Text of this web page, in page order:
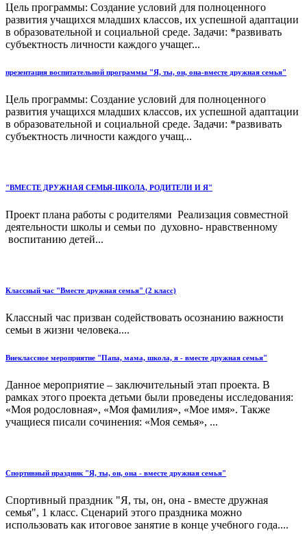
Цель программы: Создание условий для полноценного
развития учащихся младших классов, их успешной адаптации
в образовательной и социальной среде. Задачи: *развивать
субъектность личности каждого учащег...
презентация воспитательной программы "Я, ты, он, она-вместе дружная семья"
Цель программы: Создание условий для полноценного
развития учащихся младших классов, их успешной адаптации
в образовательной и социальной среде. Задачи: *развивать
субъектность личности каждого учащ...
"ВМЕСТЕ ДРУЖНАЯ СЕМЬЯ-ШКОЛА, РОДИТЕЛИ И Я"
Проект плана работы с родителями Реализация совместной
деятельности школы и семьи по духовно- нравственному
воспитанию детей...
Классный час "Вместе дружная семья" (2 класс)
Классный час призван содействовать осознанию важности
семьи в жизни человека....
Внеклассное мероприятие "Папа, мама, школа, я - вместе дружная семья"
Данное мероприятие – заключительный этап проекта. В
рамках этого проекта детьми были проведены исследования:
«Моя родословная», «Моя фамилия», «Мое имя». Также
учащиеся писали сочинения: «Моя семья», ...
Спортивный праздник "Я, ты, он, она - вместе дружная семья"
Спортивный праздник "Я, ты, он, она - вместе дружная
семья", 1 класс. Сценарий этого праздника можно
использовать как итоговое занятие в конце учебного года....